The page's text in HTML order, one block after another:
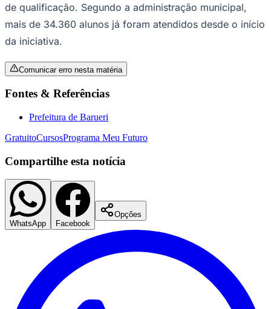
Palmeiras
de qualificação. Segundo a administração municipal,
mais de 34.360 alunos já foram atendidos desde o início
da iniciativa.
Comunicar erro nesta matéria
Fontes & Referências
Prefeitura de Barueri
GratuitoCursosPrograma Meu Futuro
Compartilhe esta notícia
WhatsApp Facebook
Opções